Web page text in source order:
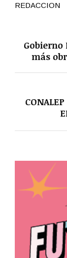
REDACCION
más